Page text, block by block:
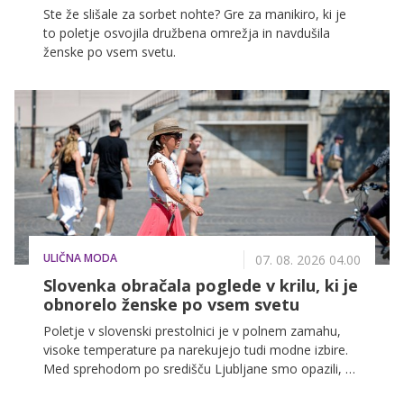
Ste že slišale za sorbet nohte? Gre za manikiro, ki je
to poletje osvojila družbena omrežja in navdušila
ženske po vsem svetu.
ULIČNA MODA 07. 08. 2026 04.00
Slovenka obračala poglede v krilu, ki je
obnorelo ženske po vsem svetu
Poletje v slovenski prestolnici je v polnem zamahu,
visoke temperature pa narekujejo tudi modne izbire.
Med sprehodom po središču Ljubljane smo opazili, da